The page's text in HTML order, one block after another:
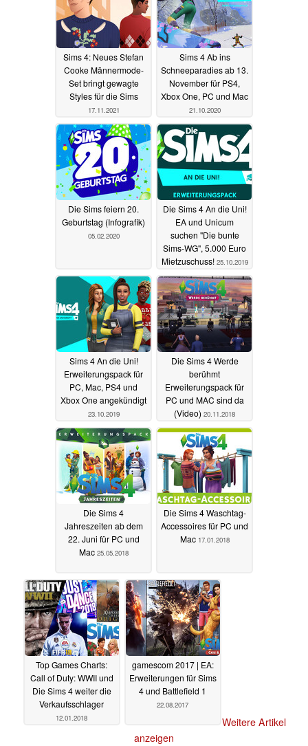
Sims 4: Neues Stefan
Cooke Männermode-
Set bringt gewagte
Styles für die Sims
17.11.2021
Sims 4 Ab ins
Schneeparadies ab 13.
November für PS4,
Xbox One, PC und Mac
21.10.2020
Die Sims feiern 20.
Geburtstag (Infografik)
05.02.2020
Die Sims 4 An die Uni!
EA und Unicum
suchen "Die bunte
Sims-WG", 5.000 Euro
Mietzuschuss! 25.10.2019
Sims 4 An die Uni!
Erweiterungspack für
PC, Mac, PS4 und
Xbox One angekündigt
23.10.2019
Die Sims 4 Werde
berühmt
Erweiterungspack für
PC und MAC sind da
(Video) 20.11.2018
Die Sims 4
Jahreszeiten ab dem
22. Juni für PC und
Mac 25.05.2018
Die Sims 4 Waschtag-
Accessoires für PC und
Mac 17.01.2018
Top Games Charts:
Call of Duty: WWII und
Die Sims 4 weiter die
Verkaufsschlager
12.01.2018
gamescom 2017 | EA:
Erweiterungen für Sims
4 und Battlefield 1
22.08.2017
Weitere Artikel
anzeigen